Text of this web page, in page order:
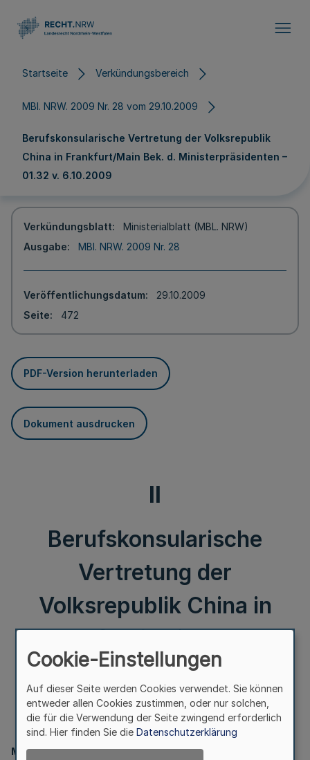
Startseite Verkündungsbereich
MBl. NRW. 2009 Nr. 28 vom 29.10.2009
Berufskonsularische Vertretung der Volksrepublik
China in Frankfurt/Main Bek. d. Ministerpräsidenten –
01.32 v. 6.10.2009
Verkündungsblatt
Ministerialblatt (MBL. NRW)
Ausgabe
MBl. NRW. 2009 Nr. 28
Veröffentlichungsdatum
29.10.2009
Seite
472
PDF-Version herunterladen
Dokument ausdrucken
II
Berufskonsularische
Vertretung der
Volksrepublik China in
Frankfurt/Main Bek. d.
Ministerpräsidenten –
01.32 v. 6.10.2009
Ministerpräsident
Cookie-Einstellungen
Auf dieser Seite werden Cookies verwendet. Sie können
entweder allen Cookies zustimmen, oder nur solchen,
die für die Verwendung der Seite zwingend erforderlich
sind. Hier finden Sie die Datenschutzerklärung